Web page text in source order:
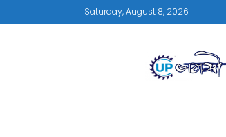
Saturday, August 8, 2026